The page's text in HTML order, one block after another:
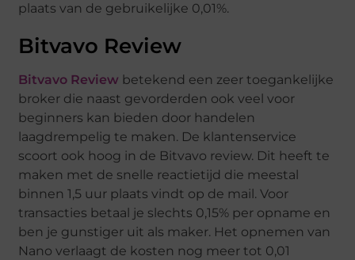
plaats van de gebruikelijke 0,01%.
Bitvavo Review
Bitvavo Review betekend een zeer toegankelijke
broker die naast gevorderden ook veel voor
beginners kan bieden door handelen
laagdrempelig te maken. De klantenservice
scoort ook hoog in de Bitvavo review. Dit heeft te
maken met de snelle reactietijd die meestal
binnen 1,5 uur plaats vindt op de mail. Voor
transacties betaal je slechts 0,15% per opname en
ben je gunstiger uit als maker. Het opnemen van
Nano verlaagt de kosten nog meer tot 0,01